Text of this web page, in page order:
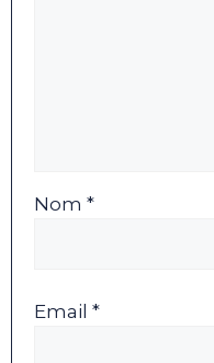
Nom *
Email *